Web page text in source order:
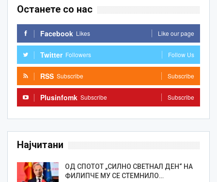
Останете со нас
Facebook Likes Like our page
Twitter Followers Follow Us
RSS Subscribe Subscribe
Plusinfomk Subscribe Subscribe
Најчитани
ОД СПОТОТ „СИЛНО СВЕТНАЛ ДЕН“ НА
ФИЛИПЧЕ МУ СЕ СТЕМНИЛО…